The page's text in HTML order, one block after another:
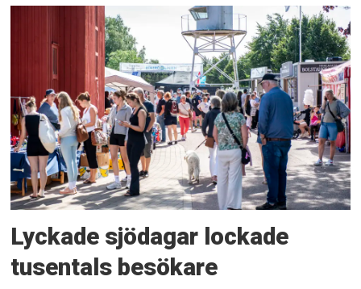
Lyckade sjödagar lockade
tusentals besökare